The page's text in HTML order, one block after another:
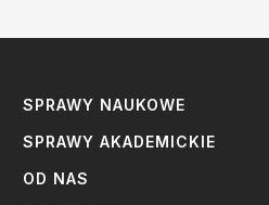
SPRAWY NAUKOWE
SPRAWY AKADEMICKIE
OD NAS